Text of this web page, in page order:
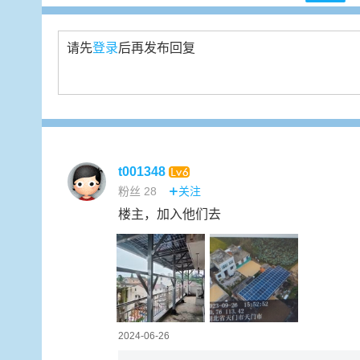
请先登录后再发布回复
t001348
粉丝 28 关注
楼主，加入他们去
2024-06-26